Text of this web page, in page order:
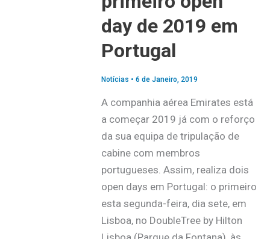
day de 2019 em
Portugal
Notícias • 6 de Janeiro, 2019
A companhia aérea Emirates está
a começar 2019 já com o reforço
da sua equipa de tripulação de
cabine com membros
portugueses. Assim, realiza dois
open days em Portugal: o primeiro
esta segunda-feira, dia sete, em
Lisboa, no DoubleTree by Hilton